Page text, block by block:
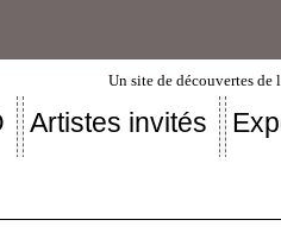
Un site de découvertes
Artistes invités